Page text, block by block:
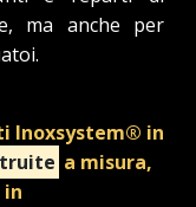
ma anche per
Inoxsystem® in
a misura,